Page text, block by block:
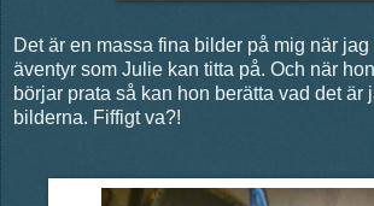
Det är en massa fina bilder på mig när
äventyr som Julie kan titta på. Och när
börjar prata så kan hon berätta vad det är
bilderna. Fiffigt va?!